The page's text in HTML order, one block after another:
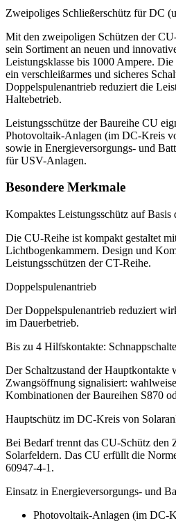
Zweipoliges Schließerschütz für DC
Mit den zweipoligen Schützen der
sein Sortiment an neuen und
Leistungsklasse bis 1000 Ampere.
ein verschleißarmes und sicheres
Doppelspulenantrieb reduziert die
Haltebetrieb.
Leistungsschütze der Baureihe CU
Photovoltaik-Anlagen (im DC-Kreis
sowie in Energieversorgungs- und
fürUSV-Anlagen.
Besondere Merkmale
Kompaktes Leistungsschütz auf Basis
Die CU-Reihe ist kompakt gestaltet
Lichtbogenkammern. Design und
Leistungsschützen der CT-Reihe.
Doppelspulenantrieb
Der Doppelspulenantrieb reduziert
im Dauerbetrieb.
Bis zu 4 Hilfskontakte:
Der Schaltzustand der Hauptkontakte
Zwangsöffnung signalisiert:
Kombinationen der Baureihen S870
Hauptschütz im DC-Kreis von
Bei Bedarf trennt das CU-Schütz den
Solarfeldern. Das CU erfüllt die
60947-4-1.
Einsatz in Energieversorgungs- und
Photovoltaik-Anlagen (im DC-